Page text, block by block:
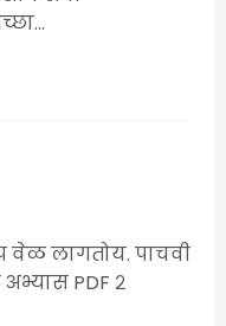
वेळ लागतोय. पाचवी
PDF २